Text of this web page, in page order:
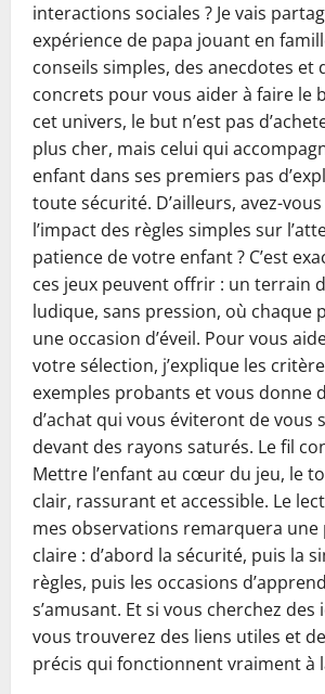
interactions sociales ? Je vais
expérience de papa jouant en
conseils simples, des anecdotes et
concrets pour vous aider à faire le
cet univers, le but n’est pas
plus cher, mais celui qui
enfant dans ses premiers pas
toute sécurité. D’ailleurs, avez-
l’impact des règles simples sur
patience de votre enfant ? C’est
ces jeux peuvent offrir : un terrain
ludique, sans pression, où chaque
une occasion d’éveil. Pour vous
votre sélection, j’explique les
exemples probants et vous donne
d’achat qui vous éviteront de vous
devant des rayons saturés. Le fil
Mettre l’enfant au cœur du jeu, le
clair, rassurant et accessible. Le
mes observations remarquera une
claire : d’abord la sécurité, puis la
règles, puis les occasions
s’amusant. Et si vous cherchez des
vous trouverez des liens utiles et
précis qui fonctionnent vraiment à